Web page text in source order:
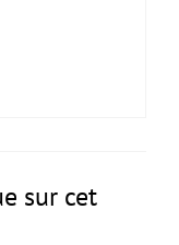
sur cet